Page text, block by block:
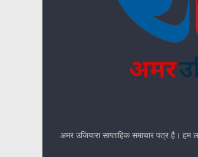
अमर उजियारा साप्ताहिक समाचार पत्र है।